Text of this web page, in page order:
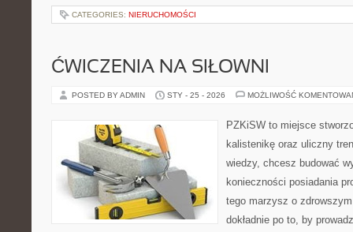
CATEGORIES: NIERUCHOMOŚCI
ĆWICZENIA NA SIŁOWNI
POSTED BY ADMIN STY - 25 - 2026 MOŻLIWOŚĆ
PZKiSW to miejsce
kalistenikę oraz uliczny
wiedzy, chcesz budować
konieczności posiadania
tego marzysz o
dokładnie po to, by